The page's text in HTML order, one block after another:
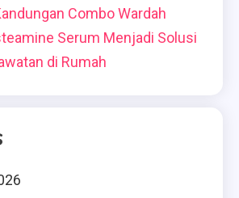
Combo Wardah
Serum Menjadi Solusi
di Rumah